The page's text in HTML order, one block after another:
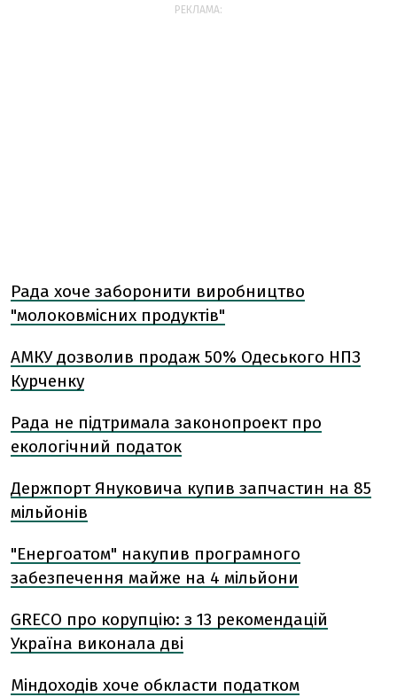
РЕКЛАМА:
Рада хоче заборонити виробництво
"молоковмісних продуктів"
АМКУ дозволив продаж 50% Одеського НПЗ
Курченку
Рада не підтримала законопроект про
екологічний податок
Держпорт Януковича купив запчастин на 85
мільйонів
"Енергоатом" накупив програмного
забезпечення майже на 4 мільйони
GRECO про корупцію: з 13 рекомендацій
Україна виконала дві
Міндоходів хоче обкласти податком